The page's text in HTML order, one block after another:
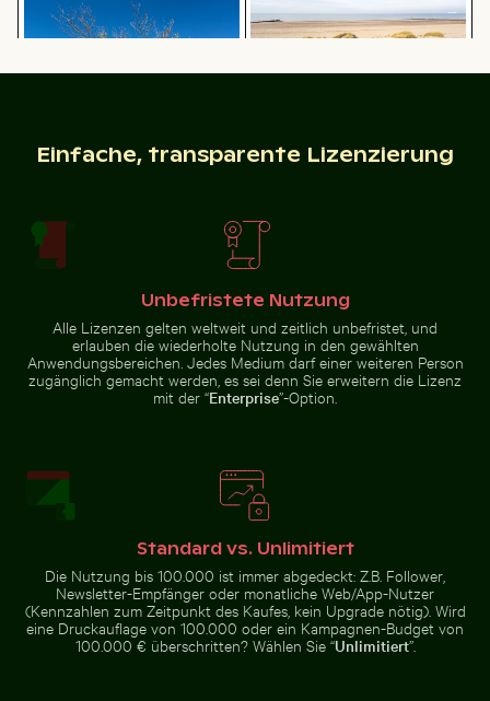
Affenfelsen in
Gibraltar
Mangrovenbaum im Yum Balam
Flora und Fauna Schutzgebiet
Küstendünengräser am
Sandstrand mit Meerblick
Mandarinenten im
Schlossgarten
Charlottenburg,
Berlin
Reiher fängt Fisch in den klaren Gewässern von
Reiher fängt Fisch in den klaren
Gewässern von Holbox Island
Geisterkrabbe am
Mönchsittich auf Ast sitzend beim Knabbern an Zweig
Riesenseerosen in einer friedlichen
Einfache, transparente Lizenzierung
Unbefristete Nutzung
Alle Lizenzen gelten weltweit und zeitlich unbefristet, und
erlauben die wiederholte Nutzung in den gewählten
Anwendungsbereichen. Jedes Medium darf einer weiteren Person
zugänglich gemacht werden, es sei denn Sie erweitern die Lizenz
mit der “Enterprise”-Option.
Standard vs. Unlimitiert
Die Nutzung bis 100.000 ist immer abgedeckt: Z.B. Follower,
Newsletter-Empfänger oder monatliche Web/App-Nutzer
(Kennzahlen zum Zeitpunkt des Kaufes, kein Upgrade nötig). Wird
eine Druckauflage von 100.000 oder ein Kampagnen-Budget von
100.000 € überschritten? Wählen Sie “Unlimitiert”.